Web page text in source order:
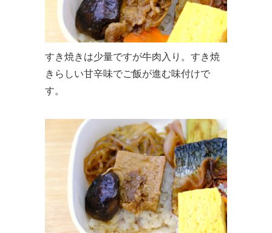
すき焼きは少量ですが牛肉入り。すき焼
きらしい甘辛味でご飯が進む味付けで
す。